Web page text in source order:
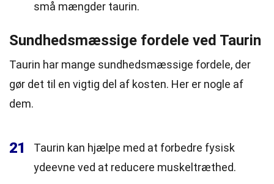
små mængder taurin.
Sundhedsmæssige fordele ved Taurin
Taurin har mange sundhedsmæssige fordele, der
gør det til en vigtig del af kosten. Her er nogle af
dem.
21
Taurin kan hjælpe med at forbedre fysisk
ydeevne ved at reducere muskeltræthed.